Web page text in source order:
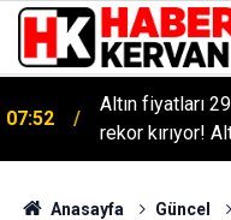
07:52
Altın fiyatları
rekor kırıyor!
Anasayfa Güncel